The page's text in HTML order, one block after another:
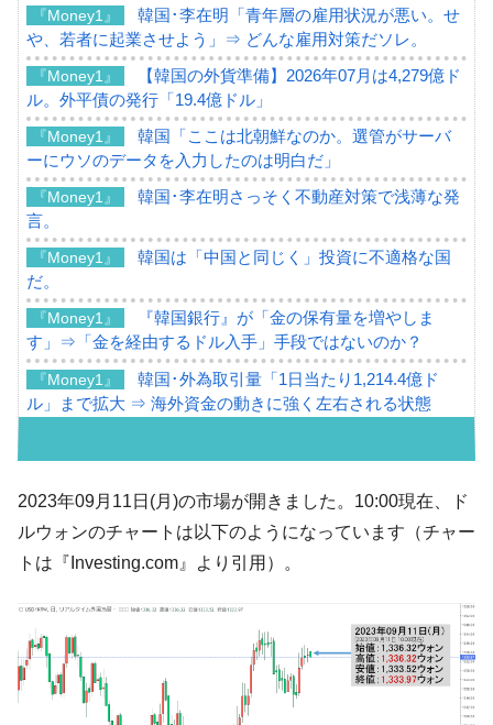
『Money1』
韓国･李在明「青年層の雇用状況が悪い。せ
や、若者に起業させよう」⇒ どんな雇用対策だソレ。
『Money1』
【韓国の外貨準備】2026年07月は4,279億ド
ル。外平債の発行「19.4億ドル」
『Money1』
韓国「ここは北朝鮮なのか。選管がサーバ
ーにウソのデータを入力したのは明白だ」
『Money1』
韓国･李在明さっそく不動産対策で浅薄な発
言。
『Money1』
韓国は「中国と同じく」投資に不適格な国
だ。
『Money1』
『韓国銀行』が「金の保有量を増やしま
す」⇒「金を経由するドル入手」手段ではないのか？
『Money1』
韓国･外為取引量「1日当たり1,214.4億ド
ル」まで拡大 ⇒ 海外資金の動きに強く左右される状態
い「50.5％」に上昇
『Money1』
韓国大統領府ボンクラ政策室長が告発され
た ⇒ 国家が行った恐るべき株価操作であり、空前の国政壟
動」
『Money1』
中国だけが鉄鋼輸出を異常増加させる ⇒ 中
国の過剰生産が世界を蝕む。
『Money1』
韓国製造業「半導体絶好調」のウラで他業
2023年09月11日(月)の市場が開きました。10:00現在、ド
ルウォンのチャートは以下のようになっています（チャー
トは『Investing.com』より引用）。